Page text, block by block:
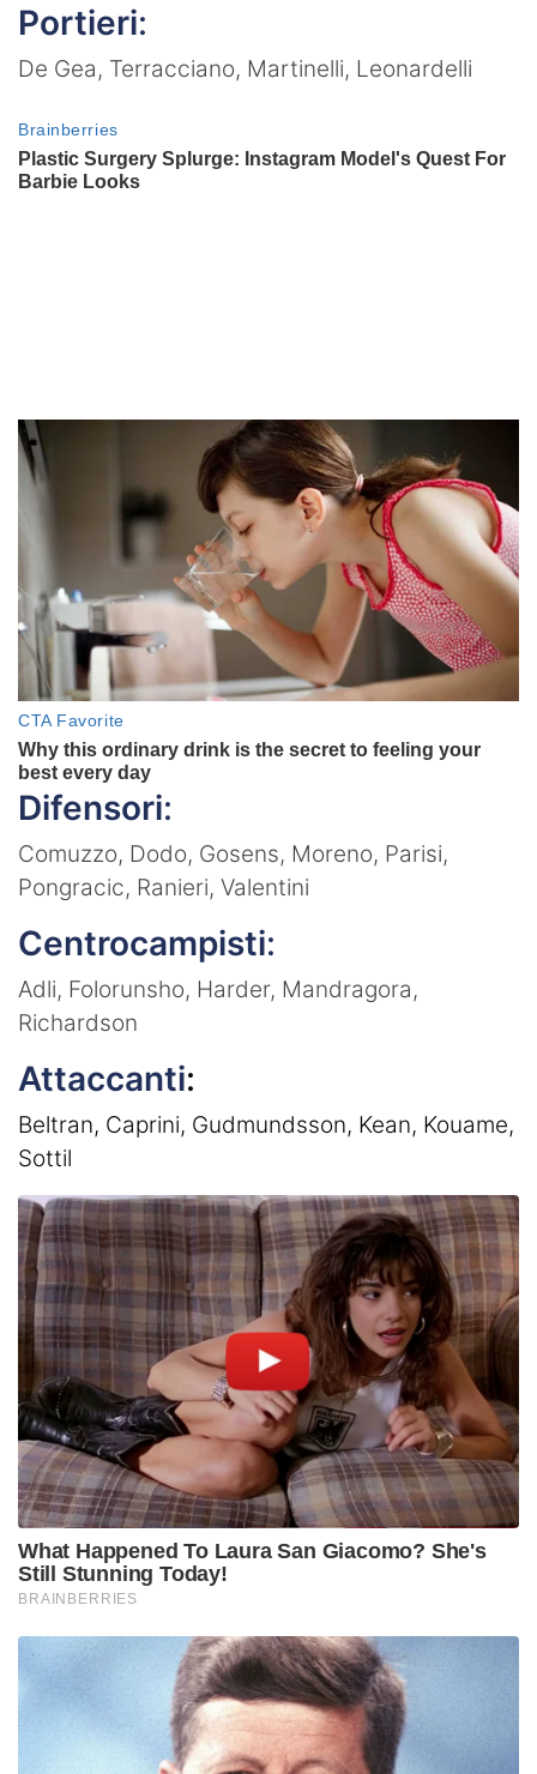
Portieri:
De Gea, Terracciano, Martinelli, Leonardelli
Difensori:
Comuzzo, Dodo, Gosens, Moreno, Parisi,
Pongracic, Ranieri, Valentini
Centrocampisti:
Adli, Folorunsho, Harder, Mandragora,
Richardson
Attaccanti:
Beltran, Caprini, Gudmundsson, Kean, Kouame,
Sottil